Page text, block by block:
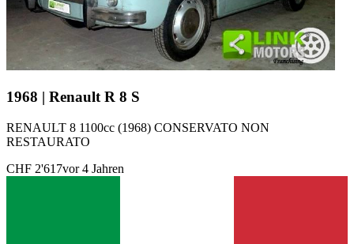
1968 | Renault R 8 S
RENAULT 8 1100cc (1968) CONSERVATO NON
RESTAURATO
CHF 2'617vor 4 Jahren